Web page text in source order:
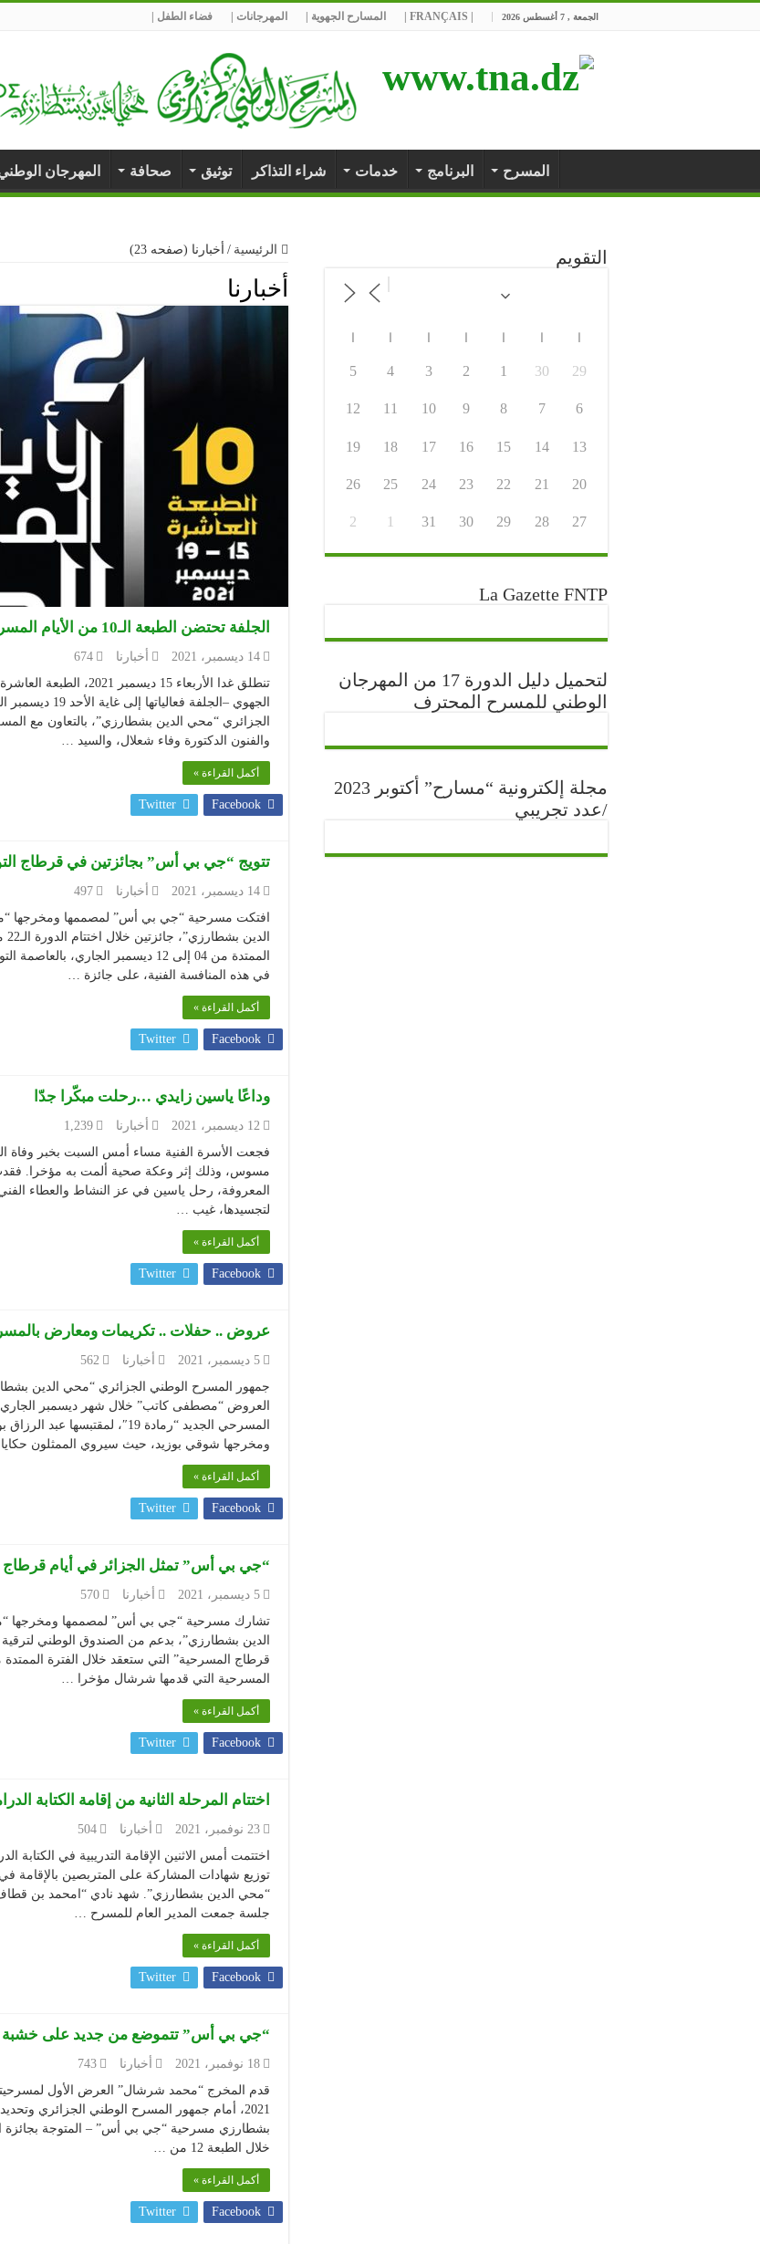
الجمعة , 7 أغسطس 2026 المسارح الجهوية | المهرجانات | فضاء الطفل |
المسرح البرنامج خدمات شراء التذاكر توثيق صحافة المهرجان
الرئيسية / أخبارنا (صفحه 23)
أخبارنا
الجلفة تحتضن الطبعة الـ10 من الأيام المسرحية للجنوب
14 ديسمبر، 2021 أخبارنا
674
تنطلق غدا الأربعاء 15
الجهوي
الجزائري “محي الدين بشطارزي”، بالتعاون مع
والفنون الدكتورة وفاء شعلال، والسيد …
أكمل القراءة »
Facebook
Twitter
تتويج “جي بي أس” بجائزتين في قرطاج
14 ديسمبر، 2021 أخبارنا
497
افتكت مسرحية “جي بي أس” لمصممها ومخرجها
الممتدة من 04 إلى 12 ديسمبر
في هذه المنافسة الفنية، على جائزة …
أكمل القراءة »
Facebook
Twitter
وداعًا ياسين زايدي …رحلت مبكّرا جدّا
12 ديسمبر، 2021 أخبارنا
1,239
فجعت الأسرة الفنية مساء أمس السبت بخبر وفاة
مسوس، وذلك إثر وعكة صحية ألمت به مؤخرا. فقدت
المعروفة، رحل ياسين في عز النشاط والعطاء
لتجسيدها، غيب …
أكمل القراءة »
Facebook
Twitter
عروض .. حفلات .. تكريمات ومعارض
5 ديسمبر، 2021 أخبارنا
562
جمهور المسرح الوطني الجزائري “محي الدين
العروض “مصطفى كاتب” خلال شهر ديسمبر
المسرحي الجديد “رمادة 19″،
ومخرجها شوقي بوزيد، حيث سيروي الممثلون
أكمل القراءة »
Facebook
Twitter
“جي بي أس” تمثل الجزائر في أيام
5 ديسمبر، 2021 أخبارنا
570
تشارك مسرحية “جي بي أس” لمصممها ومخرجها
المسرحية التي قدمها شرشال مؤخرا …
أكمل القراءة »
Facebook
Twitter
اختتام المرحلة الثانية من إقامة الكتابة
23 نوفمبر، 2021 أخبارنا
504
توزيع شهادات المشاركة على المتربصين
“محي الدين بشطارزي”. شهد نادي “امحمد بن
جلسة جمعت المدير العام للمسرح …
أكمل القراءة »
Facebook
Twitter
“جي بي أس” تتموضع من جديد على
18 نوفمبر، 2021 أخبارنا
743
2021، أمام جمهور المسرح الوطني الجزائري
بشطارزي مسرحية “جي بي أس” – المتوجة
خلال الطبعة 12 من …
أكمل القراءة »
Facebook
Twitter
التقويم
29
30
1
2
3
4
5
6
7
8
9
10
11
12
13
14
15
16
17
18
19
20
21
22
23
24
25
26
27
28
29
30
31
1
2
La Gazette FNTP
لتحميل دليل الدورة 17 من المهرجان
الوطني للمسرح المحترف
مجلة إلكترونية “مسارح” أكتوبر 2023
/عدد تجريبي